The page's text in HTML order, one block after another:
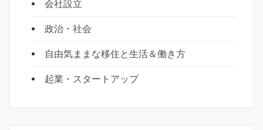
会社設立
政治・社会
自由気ままな移住と生活＆働き方
起業・スタートアップ